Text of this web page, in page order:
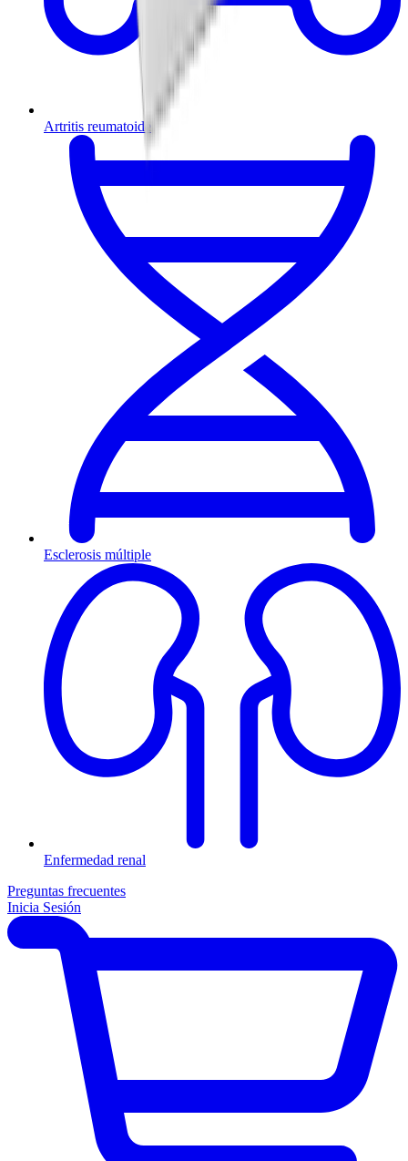
Artritis reumatoide
Esclerosis múltiple
Enfermedad renal
Preguntas frecuentes
Inicia Sesión